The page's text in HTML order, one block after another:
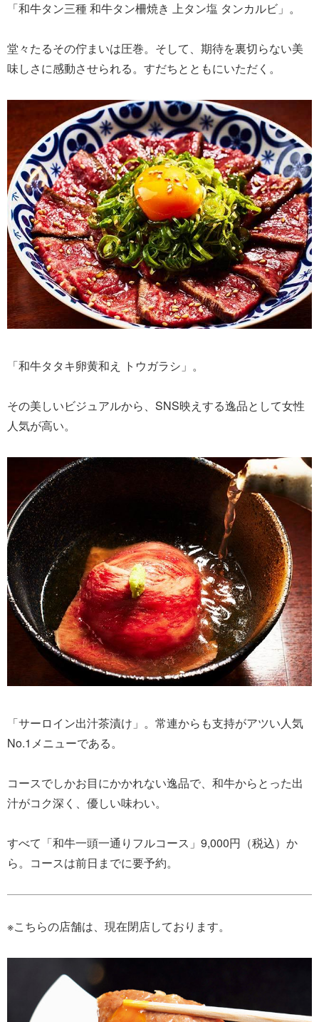
「和牛タン三種 和牛タン柵焼き 上タン塩 タンカルビ」。
堂々たるその佇まいは圧巻。そして、期待を裏切らない美
味しさに感動させられる。すだちとともにいただく。
「和牛タタキ卵黄和え トウガラシ」。
その美しいビジュアルから、SNS映えする逸品として女性
人気が高い。
「サーロイン出汁茶漬け」。常連からも支持がアツい人気
No.1メニューである。
コースでしかお目にかかれない逸品で、和牛からとった出
汁がコク深く、優しい味わい。
すべて「和牛一頭一通りフルコース」9,000円（税込）か
ら。コースは前日までに要予約。
※こちらの店舗は、現在閉店しております。